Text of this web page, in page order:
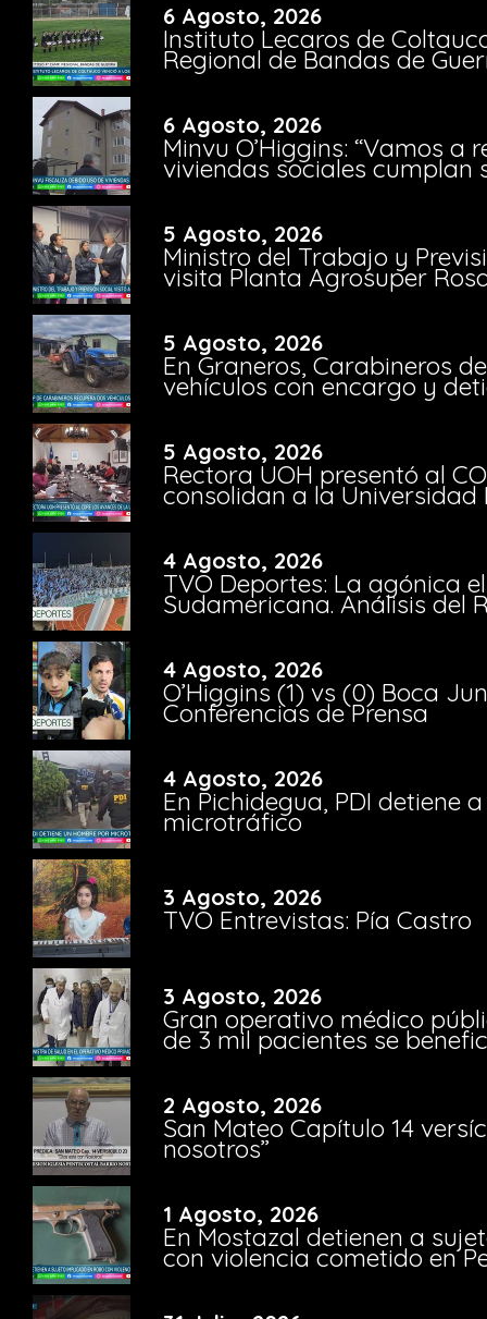
6 Agosto, 2026
Instituto Lecaros de
Regional de Bandas de
6 Agosto, 2026
Minvu O’Higgins: “Vamos a
viviendas sociales cumplan
5 Agosto, 2026
Ministro del Trabajo y
visita Planta Agrosuper
5 Agosto, 2026
En Graneros, Carabineros
vehículos con encargo y
5 Agosto, 2026
Rectora UOH presentó al
consolidan a la Universidad
4 Agosto, 2026
TVO Deportes: La agónica
Sudamericana. Análisis del
4 Agosto, 2026
O’Higgins (1) vs (0) Boca
Conferencias de Prensa
4 Agosto, 2026
En Pichidegua, PDI detiene
microtráfico
3 Agosto, 2026
TVO Entrevistas: Pía Castro
3 Agosto, 2026
Gran operativo médico
de 3 mil pacientes se
2 Agosto, 2026
San Mateo Capítulo 14
nosotros”
1 Agosto, 2026
En Mostazal detienen a
con violencia cometido en